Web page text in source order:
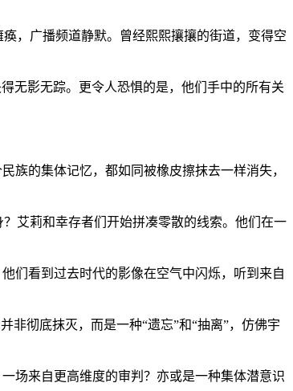
，广播频道静默。曾经熙熙攘攘的街道，变得空
无影无踪。更令人恐惧的是，他们手中的所有关
的集体记忆，都如同被橡皮擦抹去一样消失，
艾莉和幸存者们开始拼凑零散的线索。他们在一
们看到过去时代的影像在空气中闪烁，听到来自
非彻底抹灭，而是一种“遗忘”和“抽离”，仿佛宇
场来自更高维度的审判？亦或是一种集体潜意识